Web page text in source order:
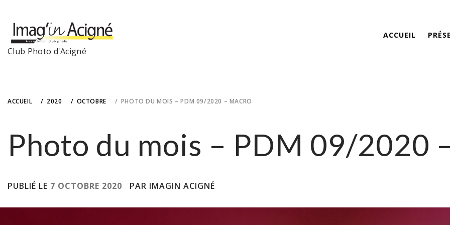
content
Club Photo d'Acigné
ACCUEIL
ACCUEIL 2020 OCTOBRE PHOTO DU MOIS – PDM 09/2020 – MACRO
Photo du mois – PDM 09/2020
PUBLIÉ LE 7 OCTOBRE 2020 PAR IMAGIN ACIGNÉ